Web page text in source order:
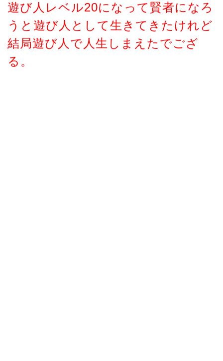
遊び人レベル20になって賢者になろ
うと遊び人として生きてきたけれど
結局遊び人で人生しまえたでござ
る。